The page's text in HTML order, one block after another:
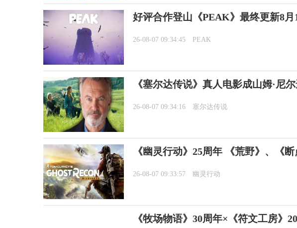
好评合作登山《PEAK》最终更新8
26-08-07 09:34:45 PEAK
《塞尔达传说》真人电影成山姆·尼
26-08-07 09:34:16 塞尔达传说
《幽灵行动》25周年 《荒野》、《断
26-08-07 09:33:57 幽灵行动
《牧场物语》30周年×《符文工房》